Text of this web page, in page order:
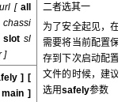
[ all
chassi
slot sl
]
二者选其一
为了安全起见，在
需要将当前配置保
存到下次启动配置
文件的时候，建议
选用safely参数
] [
main]